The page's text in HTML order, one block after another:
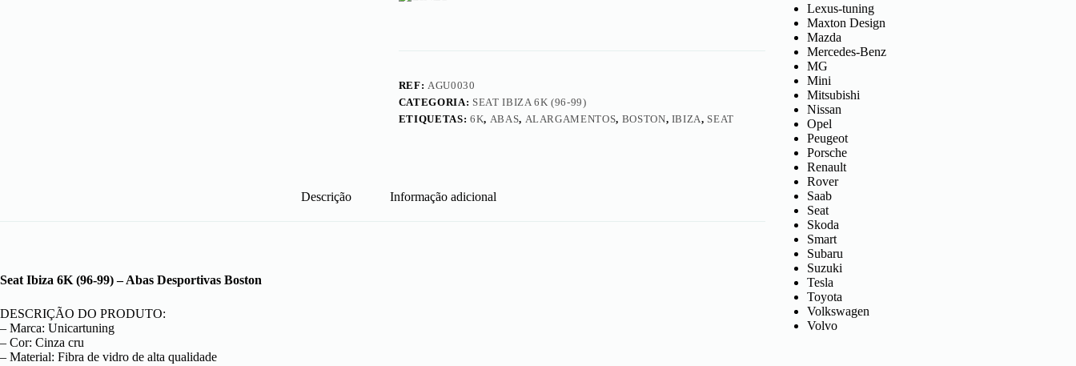
REF: AGU0030
CATEGORIA: SEAT IBIZA 6K (96-99)
ETIQUETAS: 6K, ABAS, ALARGAMENTOS, BOSTON, IBIZA, SEAT
Descrição Informação adicional
Seat Ibiza 6K (96-99) – Abas Desportivas Boston
DESCRIÇÃO DO PRODUTO:
– Marca: Unicartuning
– Cor: Cinza cru
– Material: Fibra de vidro de alta qualidade
Lexus-tuning
Maxton Design
Mazda
Mercedes-Benz
MG
Mini
Mitsubishi
Nissan
Opel
Peugeot
Porsche
Renault
Rover
Saab
Seat
Skoda
Smart
Subaru
Suzuki
Tesla
Toyota
Volkswagen
Volvo